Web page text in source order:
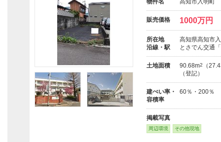
物件名 高知市入明町
販売価格 1000万円
所在地
高知県高知市
沿線・駅
とさでん交通
土地面積 90.68m2
（
（登記）
建ぺい率・
容積率
60％・200％
掲載写真
周辺環境 その他現地